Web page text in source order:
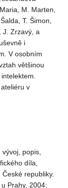
M. Marten,
T. Šimon,
J. Zrzavý, a
i
V osobním
většinou
v
popis,
díla,
republiky.
Prahy, 2004;